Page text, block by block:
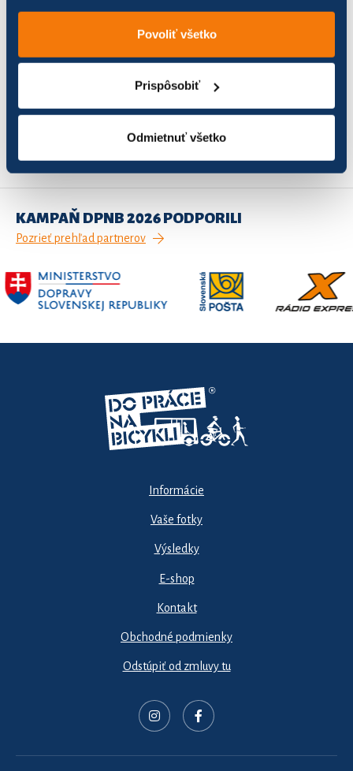
Povoliť všetko
Prispôsobiť
Odmietnuť všetko
Obecný úrad 127 152,70 38,18
Predchádzajúca 1
KAMPAŇ DPNB 2026 PODPORILI
Pozrieť prehľad partnerov
Informácie
Vaše fotky
Výsledky
E-shop
Kontakt
Obchodné podmienky
Odstúpiť od zmluvy tu